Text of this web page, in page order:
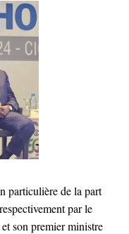
particulière de la part
par le
son premier ministre